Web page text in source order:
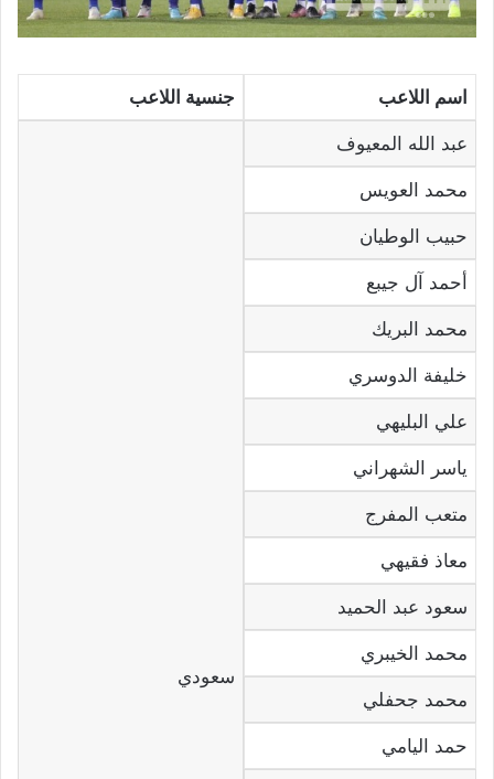
اسم اللاعب جنسية اللاعب
عبد الله المعيوف
سعودي
محمد العويس
حبيب الوطيان
أحمد آل جيبع
محمد البريك
خليفة الدوسري
علي البليهي
ياسر الشهراني
متعب المفرج
معاذ فقيهي
سعود عبد الحميد
محمد الخيبري
محمد جحفلي
حمد اليامي